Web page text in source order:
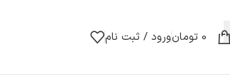
0 تومانورود / ثبت نام